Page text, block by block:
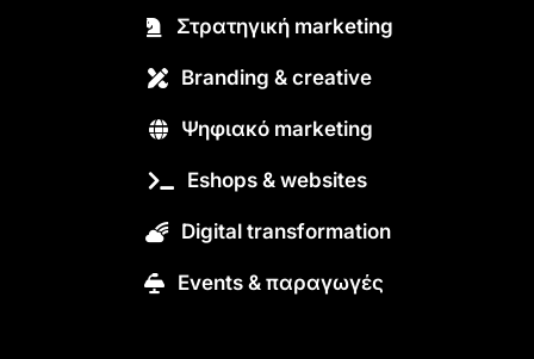
Στρατηγική marketing
Branding & creative
Ψηφιακό marketing
Eshops & websites
Digital transformation
Εvents & παραγωγές